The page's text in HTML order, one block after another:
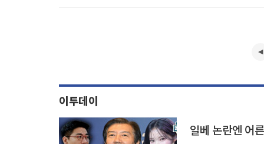
이투데이
일베 논란엔 어